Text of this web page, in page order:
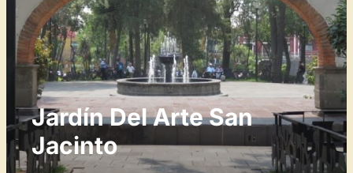
Jardín Del Arte San
Jacinto